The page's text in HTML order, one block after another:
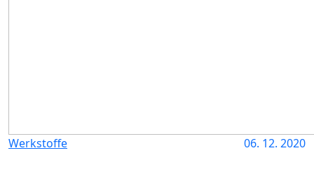
Werkstoffe 06. 12. 2020